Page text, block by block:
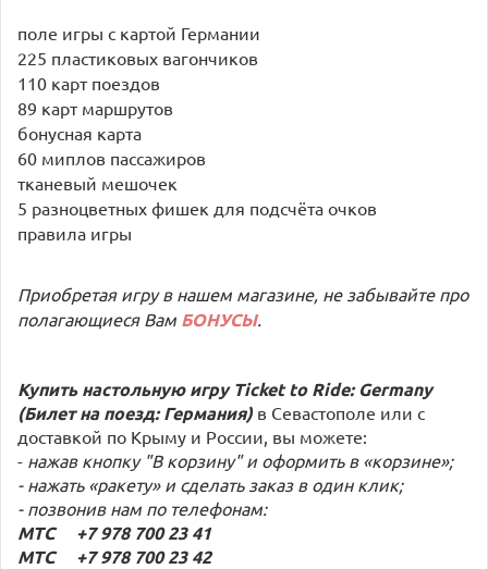
поле игры с картой Германии
225 пластиковых вагончиков
110 карт поездов
89 карт маршрутов
бонусная карта
60 миплов пассажиров
тканевый мешочек
5 разноцветных фишек для подсчёта очков
правила игры
Приобретая игру в нашем магазине, не забывайте про
полагающиеся Вам БОНУСЫ.
Купить настольную игру Ticket to Ride: Germany
(Билет на поезд: Германия) в Севастополе или с
доставкой по Крыму и России, вы можете:
- нажав кнопку "В корзину" и оформить в «корзине»;
- нажать «ракету» и сделать заказ в один клик;
- позвонив нам по телефонам:
МТС +7 978 700 23 41
МТС +7 978 700 23 42